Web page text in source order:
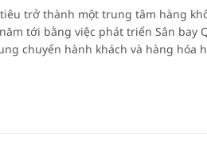
trở thành một trung tâm hàng
tới bằng việc phát triển Sân bay
chuyển hành khách và hàng hóa